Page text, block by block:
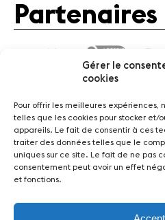
Gérer le
cookies
Pour offrir les meilleures expériences,
telles que les cookies pour stocker et/
appareils. Le fait de consentir à ces
traiter des données telles que le
uniques sur ce site. Le fait de ne pas
consentement peut avoir un effet
et fonctions.
Partenaires
ActualitésConcerts
Mentions